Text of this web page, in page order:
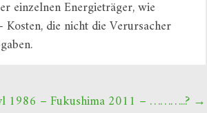
einzelnen Energieträger, wie
die nicht die Verursacher
1986 – Fukushima 2011 – ………..? →